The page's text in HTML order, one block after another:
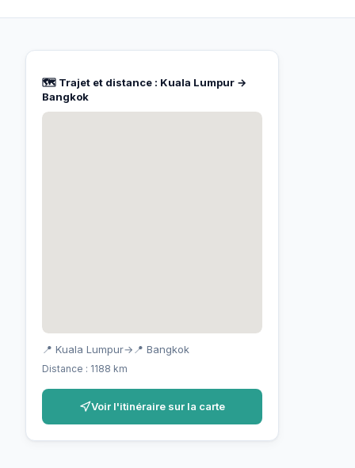
🗺️ Trajet et distance : Kuala Lumpur →
Bangkok
📍 Kuala Lumpur→ 📍 Bangkok
Distance : 1188 km
Voir l'itinéraire sur la carte